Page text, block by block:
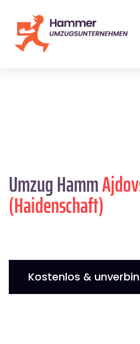
Umzug Hamm
(Haidenschaft)
Kostenlos &